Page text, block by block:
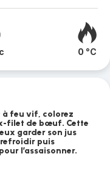
0 °C
à feu vif, colorez
filet de bœuf. Cette
garder son jus
puis
l’assaisonner.